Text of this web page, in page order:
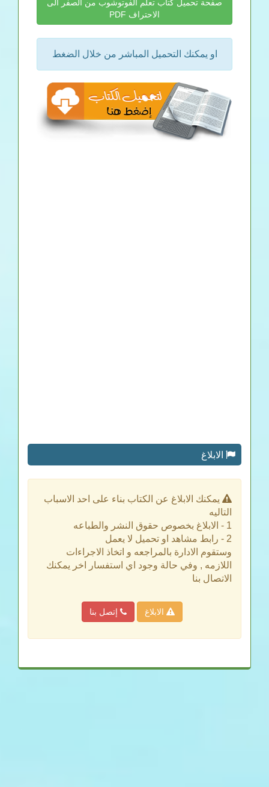
صفحة تحميل كتاب تعلم الفوتوشوب من الصفر الى
الاحتراف PDF
او يمكنك التحميل المباشر من خلال الضغط
الابلاغ
يمكنك الابلاغ عن الكتاب بناء على احد الاسباب
التاليه
1 - الابلاغ بخصوص حقوق النشر والطباعه
2 - رابط مشاهد او تحميل لا يعمل
وستقوم الادارة بالمراجعه و اتخاذ الاجراءات
اللازمه , وفي حالة وجود اي استفسار اخر يمكنك
الاتصال بنا
الابلاغ إتصل بنا